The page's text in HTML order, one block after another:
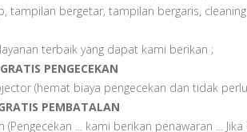
bergetar, tampilan bergaris, cleaning
terbaik yang dapat kami berikan ;
PENGECEKAN
(hemat biaya pengecekan dan tidak
PEMBATALAN
... kami berikan penawaran ...